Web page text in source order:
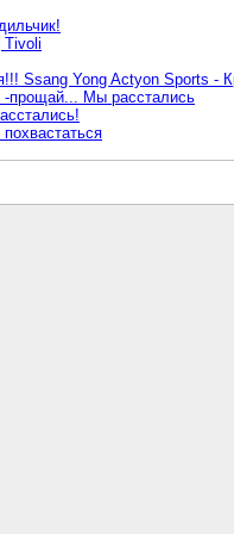
Tivoli
Ssang Yong Actyon Sports -
прощай... Мы расстались